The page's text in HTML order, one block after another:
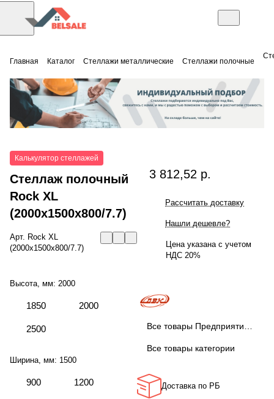
Главная Каталог Стеллажи металлические Стеллажи полочные
Калькулятор стеллажей
Стеллаж полочный
Rock XL
(2000x1500x800/7.7)
Арт. Rock XL
(2000x1500x800/7.7)
Высота, мм: 2000
1850 2000
2500
Ширина, мм: 1500
900 1200
3 812,52 р.
Рассчитать доставку
Нашли дешевле?
Цена указана с учетом
НДС 20%
Все товары Предприятие ДВК
Все товары категории
Доставка по РБ